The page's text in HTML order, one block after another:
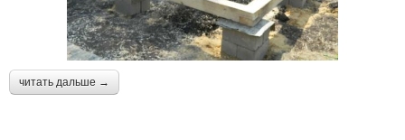
читать дальше →